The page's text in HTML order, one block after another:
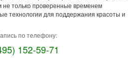
не только проверенные временем
технологии для поддержания красоты и
по телефону:
152-59-71